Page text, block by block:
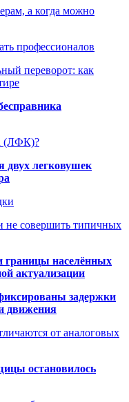
а когда можно
профессионалов
переворот: как
(ЛФК)?
двух легковушек
не совершить типичных
границы населённых
актуализации
задержки
движения
от аналоговых
остановилось